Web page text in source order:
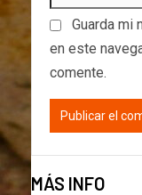
Guarda mi
en este
comente.
MÁS INFO